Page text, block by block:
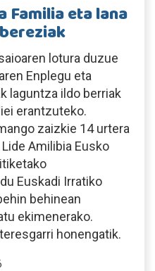
Familia eta lana
lotura duzue
Enplegu eta
laguntza ildo berriak
erantzuteko.
zaizkie 14 urtera
Amilibia Eusko
Euskadi Irratiko
behinean
ekimenerako.
honengatik.